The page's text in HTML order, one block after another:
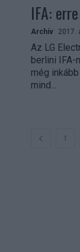
IFA:
Archív 2017.
Az LG
berlini IFA-
még
mind...
1